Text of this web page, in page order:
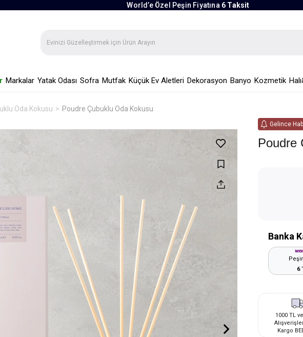
World’e Özel Peşin Fiyatına 6 Taksit
Markalar Yatak Odası Sofra Mutfak Küçük Ev Aletleri Dekorasyon Banyo Kozmetik
Oda Kokusu Poudre Çubuklu Oda Kokusu
Gelince
Poudre
Banka
6
1000 TL
Kargo